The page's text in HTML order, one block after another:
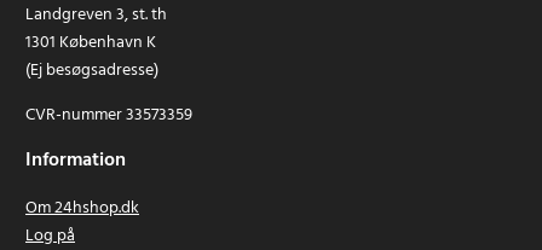
Landgreven 3, st. th
1301 København K
(Ej besøgsadresse)
CVR-nummer 33573359
Information
Om 24hshop.dk
Log på